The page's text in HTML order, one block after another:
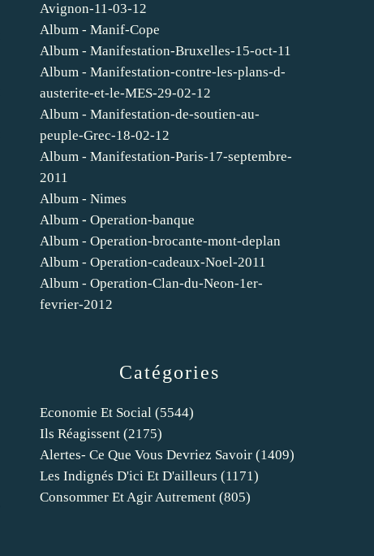
Catégories
Economie Et Social (5544)
Ils Réagissent (2175)
Alertes- Ce Que Vous Devriez Savoir (1409)
Les Indignés D'ici Et D'ailleurs (1171)
Consommer Et Agir Autrement (805)
Avignon-11-03-12
Album - Manif-Cope
Album - Manifestation-Bruxelles-15-oct-11
Album - Manifestation-contre-les-plans-d-
austerite-et-le-MES-29-02-12
Album - Manifestation-de-soutien-au-
peuple-Grec-18-02-12
Album - Manifestation-Paris-17-septembre-
2011
Album - Nimes
Album - Operation-banque
Album - Operation-brocante-mont-deplan
Album - Operation-cadeaux-Noel-2011
Album - Operation-Clan-du-Neon-1er-
fevrier-2012